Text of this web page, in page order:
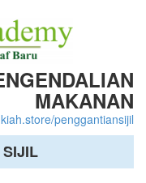
MAKANAN
penggantiansijil